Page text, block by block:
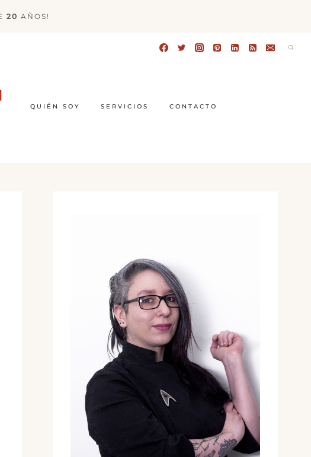
20 AÑOS!
QUIÉN SOY SERVICIOS CONTACTO